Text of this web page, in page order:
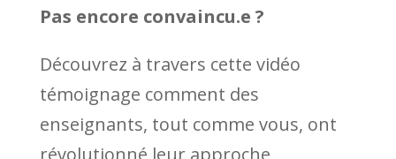
Pas encore convaincu.e ?
Découvrez à travers cette vidéo
témoignage comment des
enseignants, tout comme vous, ont
révolutionné leur approche